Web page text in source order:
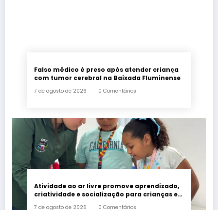
Falso médico é preso após atender criança
com tumor cerebral na Baixada Fluminense
7 de agosto de 2026 0 Comentários
Atividade ao ar livre promove aprendizado,
criatividade e socialização para crianças e
7 de agosto de 2026 0 Comentários